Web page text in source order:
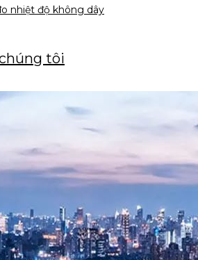
nhiệt độ không dây
tôi